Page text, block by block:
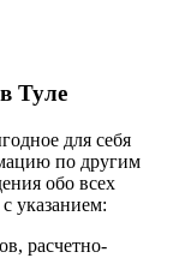
Туле
для себя
по другим
обо всех
указанием:
расчетно-